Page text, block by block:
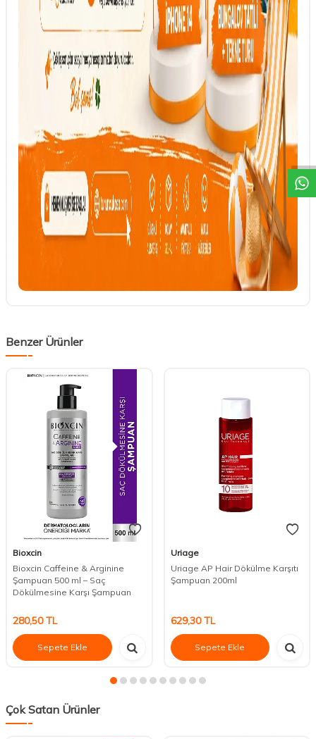
DESTEK
Benzer Ürünler
Bioxcin
Bioxcin Caffeine & Arginine
Şampuan 500 ml – Saç
Dökülmesine Karşı Şampuan
280,50TL
Sepete Ekle
Uriage
Uriage AP Hair Dökülme Karşıtı
Şampuan 200ml
629,30TL
Sepete Ekle
Çok Satan Ürünler